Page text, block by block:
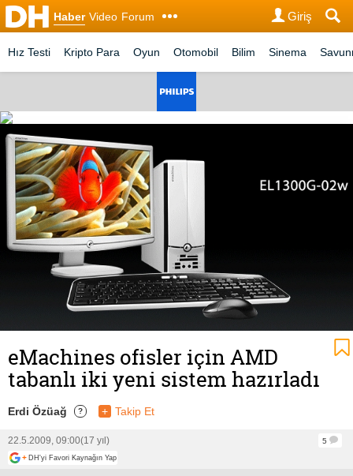
Haber Video Forum Giriş
Hız Testi Kripto Para Oyun Otomobil Bilim Sinema
eMachines ofisler için AMD
tabanlı iki yeni sistem hazırladı
Erdi Özüağ ? + Takip Et
22.5.2009, 09:00(17 yıl)
5
+ DH'yi Favori Kaynağın Yap